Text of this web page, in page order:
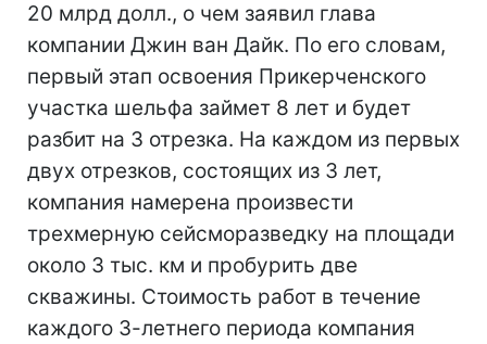
20 млрд долл., о чем заявил глава
компании Джин ван Дайк. По его словам,
первый этап освоения Прикерченского
участка шельфа займет 8 лет и будет
разбит на 3 отрезка. На каждом из первых
двух отрезков, состоящих из 3 лет,
компания намерена произвести
трехмерную сейсморазведку на площади
около 3 тыс. км и пробурить две
скважины. Стоимость работ в течение
каждого 3-летнего периода компания